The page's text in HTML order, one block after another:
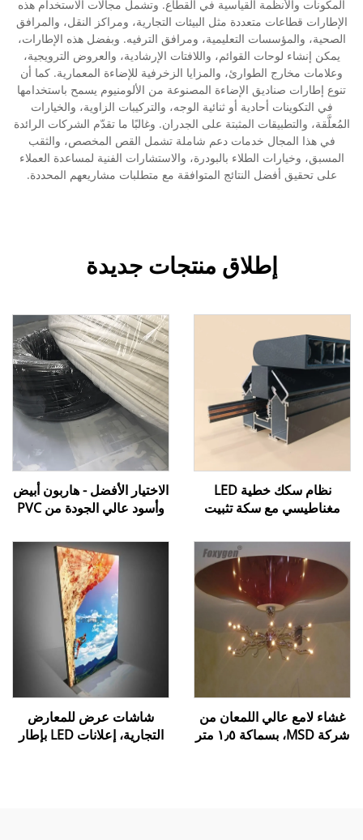
المكونات والأنظمة القياسية في القطاع. وتشمل مجالات الاستخدام هذه
الإطارات قطاعات متعددة مثل البيئات التجارية، ومراكز النقل، والمرافق
الصحية، والمؤسسات التعليمية، ومرافق الترفيه. وبفضل هذه الإطارات،
يمكن إنشاء لوحات القوائم، واللافتات الإرشادية، والعروض الترويجية،
وعلامات مخارج الطوارئ، والمزايا الزخرفية للإضاءة المعمارية. كما أن
تنوع إطارات صناديق الإضاءة المصنوعة من الألومنيوم يسمح باستخدامها
في التكوينات أحادية أو ثنائية الوجه، والتركيبات الزاوية، والخيارات
المُعلَّقة، والتطبيقات المثبتة على الجدران. وغالبًا ما تقدّم الشركات الرائدة
في هذا المجال خدمات دعم شاملة تشمل القص المخصص، والثقب
المسبق، وخيارات الطلاء بالبودرة، والاستشارات الفنية لمساعدة العملاء
على تحقيق أفضل النتائج المتوافقة مع متطلبات مشاريعهم المحددة.
إطلاق منتجات جديدة
نظام سكك خطية LED
مغناطيسي مع سكة تثبيت
الداخلي
الاختيار الأفضل - هاربون أبيض
وأسود عالي الجودة من PVC
المشدودة
غشاء لامع عالي اللمعان من
شركة MSD، بسماكة ١٫٥ متر
شاشات عرض للمعارض
التجارية، إعلانات LED بإطار